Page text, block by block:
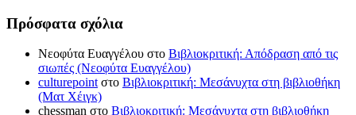
Πρόσφατα σχόλια
Νεοφύτα Ευαγγέλου στο Βιβλιοκριτική: Απόδραση από τις
σιωπές (Νεοφύτα Ευαγγέλου)
culturepointστο Βιβλιοκριτική: Μεσάνυχτα στη βιβλιοθήκη
(Ματ Χέιγκ)
chessman στο Βιβλιοκριτική: Μεσάνυχτα στη βιβλιοθήκη